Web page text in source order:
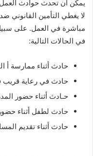
يمكن أن تحدث حوادث العمل
لا يغطي التأمين القانوني
مباشرة في العمل. على
في الحالات التالية:
حادث أثناء ممارسة أ
حادث في رعاية قريب
حـادث أثناء حضور
حادث لطفل أثناء
حادث أثناء تقديم